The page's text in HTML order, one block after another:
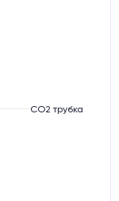
СО2 трубка